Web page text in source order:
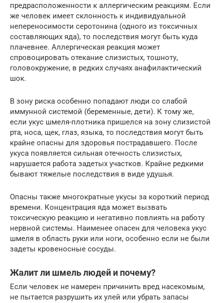
предрасположенности к аллергическим реакциям. Если
же человек имеет склонность к индивидуальной
непереносимости серотонина (одного из токсичных
составляющих яда), то последствия могут быть куда
плачевнее. Аллергическая реакция может
спровоцировать отекание слизистых, тошноту,
головокружение, в редких случаях анафилактический
шок.
В зону риска особенно попадают люди со слабой
иммунной системой (беременные, дети). К тому же,
если укус шмеля-плотника пришелся на зону слизистой
рта, носа, щек, глаз, языка, то последствия могут быть
крайне опасны для здоровья пострадавшего. После
укуса появляется сильная отечность слизистых,
нарушается работа задетых участков. Крайне редкими
бывают тяжелые последствия в виде удушья.
Опасны также многократные укусы за короткий период
времени. Концентрация яда может вызвать
токсическую реакцию и негативно повлиять на работу
нервной системы. Наименее опасен для человека укус
шмеля в область руки или ноги, особенно если не были
задеты кровеносные сосуды.
Жалит ли шмель людей и почему?
Если человек не намерен причинить вред насекомым,
не пытается разрушить их улей или убрать запасы